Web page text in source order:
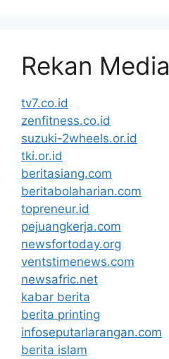
Rekan Media
tv7.co.id
zenfitness.co.id
suzuki-2wheels.or.id
tki.or.id
beritasiang.com
beritabolaharian.com
topreneur.id
pejuangkerja.com
newsfortoday.org
ventstimenews.com
newsafric.net
kabar berita
berita printing
infoseputarlarangan.com
berita islam